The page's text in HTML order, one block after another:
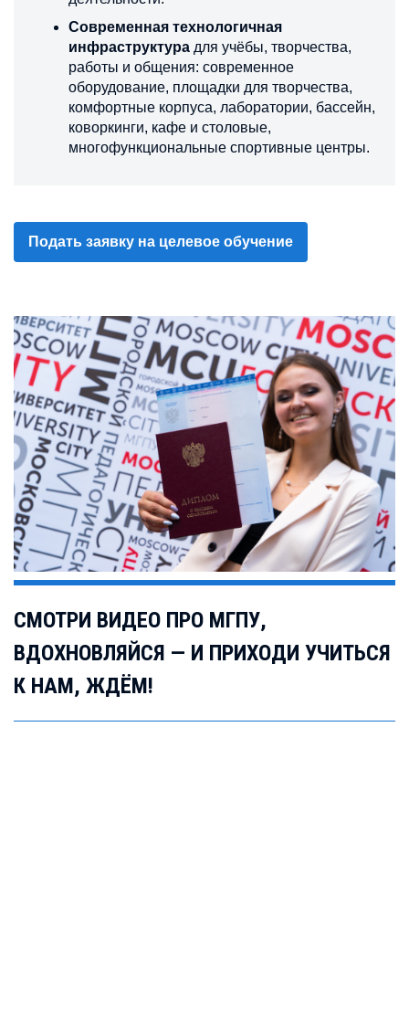
Современная технологичная
инфраструктура для учёбы, творчества,
работы и общения: современное
оборудование, площадки для творчества,
комфортные корпуса, лаборатории, бассейн,
коворкинги, кафе и столовые,
многофункциональные спортивные центры.
Подать заявку на целевое обучение
СМОТРИ ВИДЕО ПРО МГПУ,
ВДОХНОВЛЯЙСЯ — И ПРИХОДИ УЧИТЬСЯ
К НАМ, ЖДЁМ!